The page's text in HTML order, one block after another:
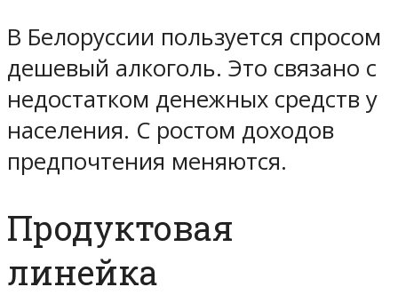
В Белоруссии пользуется спросом
дешевый алкоголь. Это связано с
недостатком денежных средств у
населения. С ростом доходов
предпочтения меняются.
Продуктовая
линейка